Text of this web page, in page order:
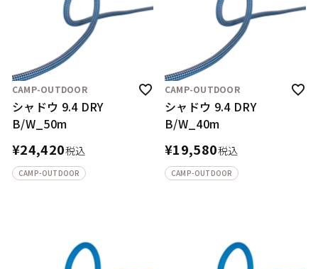
CAMP-OUTDOOR
シャドウ 9.4 DRY
B/W_50m
¥24,420税込
CAMP-OUTDOOR
CAMP-OUTDOOR
シャドウ 9.4 DRY
B/W_40m
¥19,580税込
CAMP-OUTDOOR